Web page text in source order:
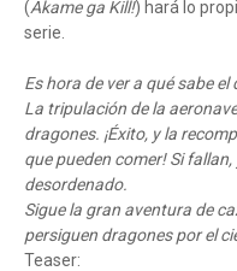
(Akame ga Kill!) hará lo
serie.
Es hora de ver a qué sabe el
La tripulación de la
dragones. ¡Éxito, y la
que pueden comer! Si
desordenado.
Sigue la gran aventura de
persiguen dragones por el
Teaser: